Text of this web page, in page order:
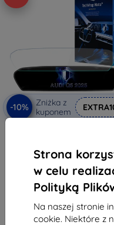
Strona
w celu
Polityką
Na naszej stronie
cookie. Niektóre z
-10%
Zniżka z
kuponem
201,90 zł
181,72 zł
Na stanie: > 5 szt.